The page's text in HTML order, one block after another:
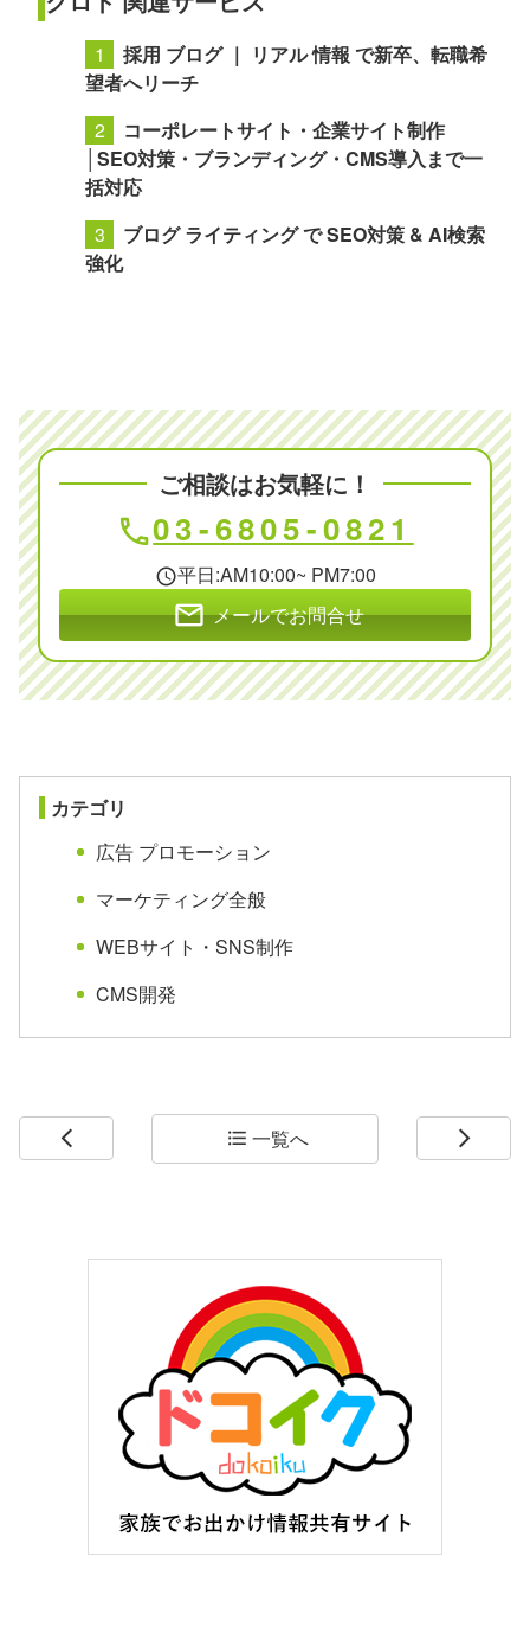
採用 ブログ ｜ リアル 情報 で新卒、転職希
望者へリーチ
コーポレートサイト・企業サイト制作
│SEO対策・ブランディング・CMS導入まで一
括対応
ブログ ライティング で SEO対策 & AI検索
強化
ご相談はお気軽に！
phone03-6805-0821
schedule平日:AM10:00~ PM7:00
mail メールでお問合せ
カテゴリ
広告 プロモーション
マーケティング全般
WEBサイト・SNS制作
CMS開発
arrow_back_ios format_list_bulleted 一覧へ arrow_forward_ios